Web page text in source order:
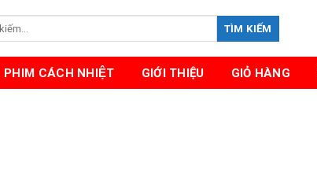
TÌM KIẾM
PHIM CÁCH NHIỆT GIỚI THIỆU GIỎ HÀNG